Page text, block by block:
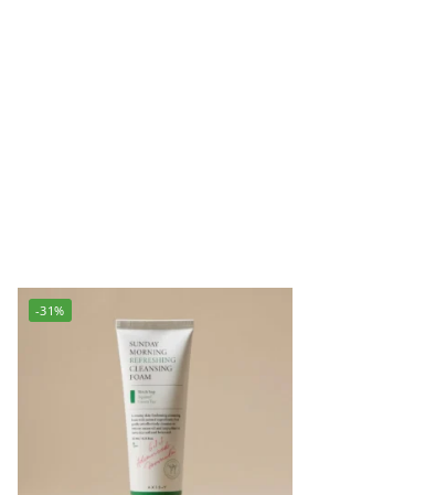
-31%